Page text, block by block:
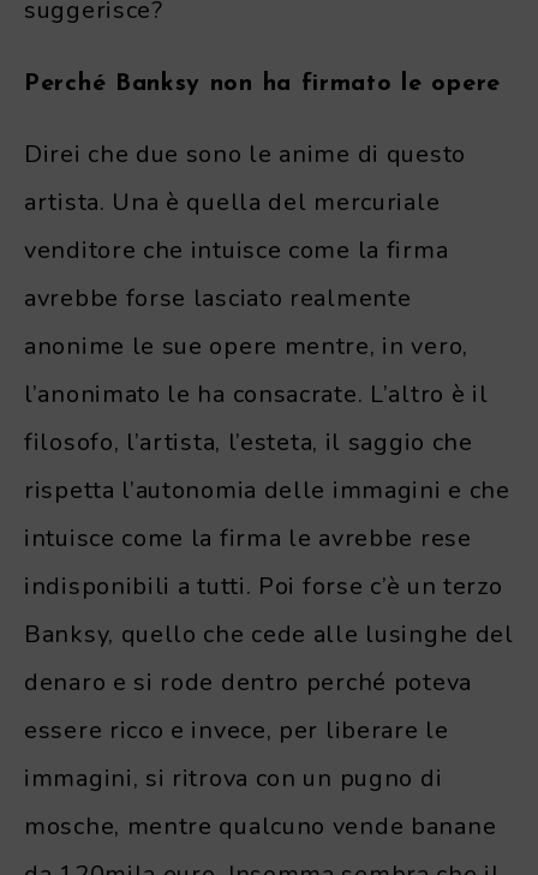
suggerisce?
Perché Banksy non ha firmato le opere
Direi che due sono le anime di questo
artista. Una è quella del mercuriale
venditore che intuisce come la firma
avrebbe forse lasciato realmente
anonime le sue opere mentre, in vero,
l’anonimato le ha consacrate. L’altro è il
filosofo, l’artista, l’esteta, il saggio che
rispetta l’autonomia delle immagini e che
intuisce come la firma le avrebbe rese
indisponibili a tutti. Poi forse c’è un terzo
Banksy, quello che cede alle lusinghe del
denaro e si rode dentro perché poteva
essere ricco e invece, per liberare le
immagini, si ritrova con un pugno di
mosche, mentre qualcuno vende banane